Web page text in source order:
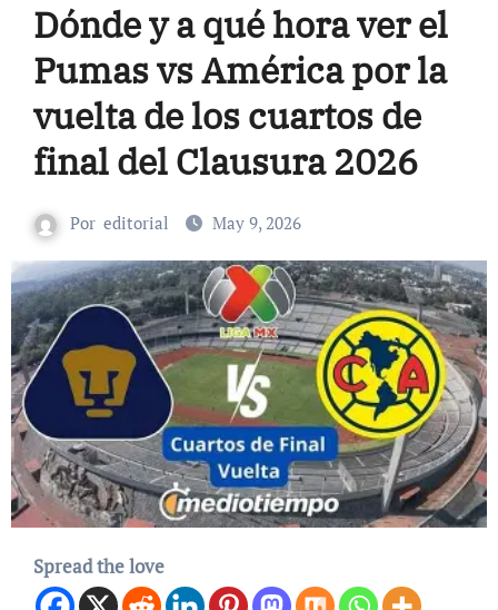
Dónde y a qué hora ver el
Pumas vs América por la
vuelta de los cuartos de
final del Clausura 2026
Por editorial May 9, 2026
Spread the love